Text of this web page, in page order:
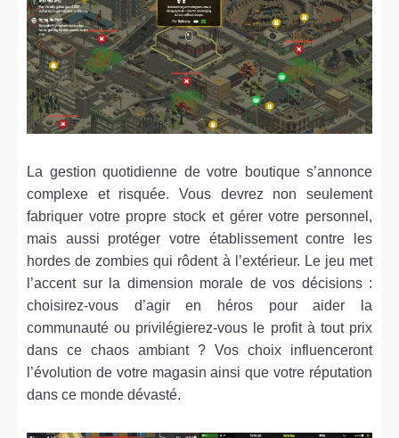
La gestion quotidienne de votre boutique s’annonce
complexe et risquée. Vous devrez non seulement
fabriquer votre propre stock et gérer votre personnel,
mais aussi protéger votre établissement contre les
hordes de zombies qui rôdent à l’extérieur. Le jeu met
l’accent sur la dimension morale de vos décisions :
choisirez-vous d’agir en héros pour aider la
communauté ou privilégierez-vous le profit à tout prix
dans ce chaos ambiant ? Vos choix influenceront
l’évolution de votre magasin ainsi que votre réputation
dans ce monde dévasté.